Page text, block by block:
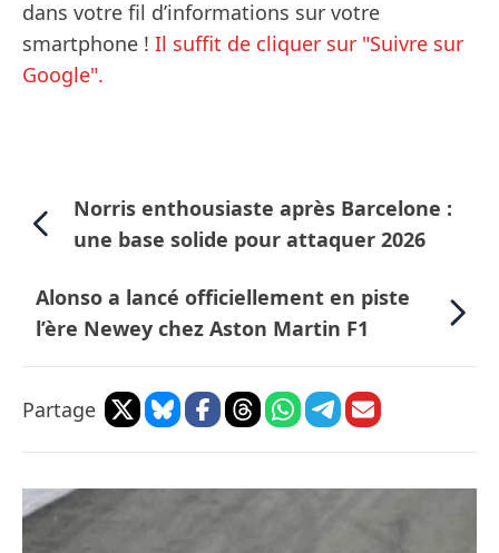
dans votre fil d’informations sur votre
smartphone ! Il suffit de cliquer sur "Suivre sur
Google".
Norris enthousiaste après Barcelone :
une base solide pour attaquer 2026
Alonso a lancé officiellement en piste
l’ère Newey chez Aston Martin F1
Partage